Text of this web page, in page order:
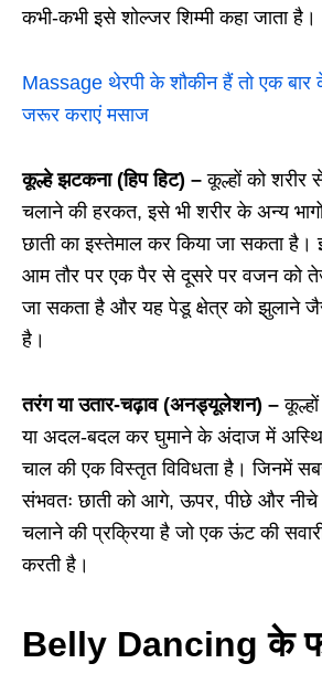
कभी-कभी इसे शोल्जर शिम्मी कहा जाता है।
Massage थेरपी के शौकीन हैं तो एक
जरूर कराएं मसाज
कूल्हे झटकना (हिप हिट) – कूल्हों को शरीर
चलाने की हरकत, इसे भी शरीर के अन्य
छाती का इस्तेमाल कर किया जा सकता है।
आम तौर पर एक पैर से दूसरे पर वजन को
जा सकता है और यह पेडू क्षेत्र को झुलाने
है।
तरंग या उतार-चढ़ाव (अनड्यूलेशन) –
या अदल-बदल कर घुमाने के अंदाज में
चाल की एक विस्तृत विविधता है। जिनमें
संभवतः छाती को आगे, ऊपर, पीछे और
चलाने की प्रक्रिया है जो एक ऊंट की
करती है।
Belly Dancing के